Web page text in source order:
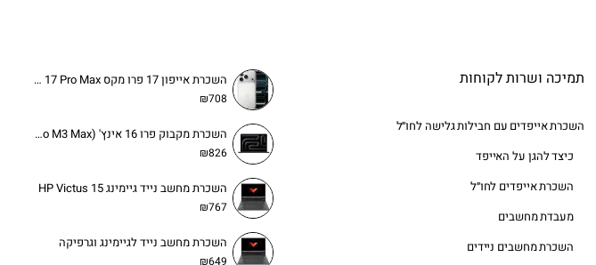
תמיכה ושרות לקוחות
השכרת אייפדים עם חבילות גלישה לחו״ל
כיצד להגן על האייפד
השכרת אייפדים לחו״ל
מעבדת מחשבים
השכרת מחשבים ניידים
השכרת אייפון 17 פרו מקס iPhone 17 Pro Max
₪708
השכרת מקבוק פרו 16 אינץ' (MacBook Pro M3 Max) לעסקים והפקות
₪826
השכרת מחשב נייד גיימינג HP Victus 15
₪767
השכרת מחשב נייד לגיימינג וגרפיקה
₪649